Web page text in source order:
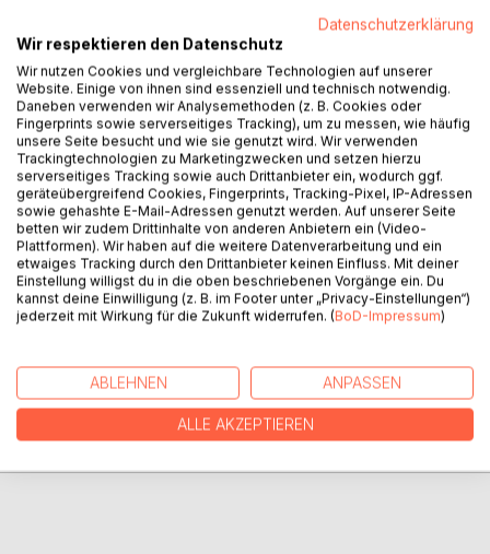
vor der Welt und sich selbst zurück, als sie auf rätselhafte
Weise die aufgeweckte Mira trifft.
Mira, die das Leben in bunteren Farben sieht und alle
Gefühle mit offenen Armen empfängt. Mira, die so viel
mehr Vertrauen in das Leben und sich selbst hat - und die
Mayla doch ähnlicher ist als jeder andere Mensch.
Eine etwas andere Art des Kammerspiels in dem
ungewöhnlichen Setting einer Badewanne.
Eine einzigartige Reise durch Trauer, Vergebung und dem
Mut, sich selbst wieder kennenzulernen.
AUTOR/IN
PRESSESTIMMEN
REZENSIONEN
Datenschutzerklärung
Wir respektieren den Datenschutz
Wir nutzen Cookies und vergleichbare Technologien auf unserer
Website. Einige von ihnen sind essenziell und technisch notwendig.
Daneben verwenden wir Analysemethoden (z. B. Cookies oder
Fingerprints sowie serverseitiges Tracking), um zu messen, wie häufig
unsere Seite besucht und wie sie genutzt wird. Wir verwenden
Trackingtechnologien zu Marketingzwecken und setzen hierzu
serverseitiges Tracking sowie auch Drittanbieter ein, wodurch ggf.
geräteübergreifend Cookies, Fingerprints, Tracking-Pixel, IP-Adressen
sowie gehashte E-Mail-Adressen genutzt werden. Auf unserer Seite
betten wir zudem Drittinhalte von anderen Anbietern ein (Video-
Plattformen). Wir haben auf die weitere Datenverarbeitung und ein
etwaiges Tracking durch den Drittanbieter keinen Einfluss. Mit deiner
Einstellung willigst du in die oben beschriebenen Vorgänge ein. Du
kannst deine Einwilligung (z. B. im Footer unter „Privacy-Einstellungen“)
jederzeit mit Wirkung für die Zukunft widerrufen. (BoD-Impressum)
ABLEHNEN ANPASSEN
ALLE AKZEPTIEREN